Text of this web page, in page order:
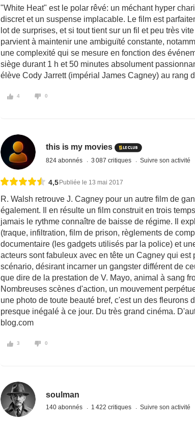
"White Heat" est le polar rêvé: un méchant hyper
discret et un suspense implacable. Le film est
lot de surprises, et si tout tient sur un fil et peu très
parvient à maintenir une ambiguïté constante,
une complexité qui se mesure en fonction des
siège durant 1 h et 50 minutes absolument
élève Cody Jarrett (impérial James Cagney) au rang
4 0
this is my movies
824 abonnés 3 087 critiques Suivre son activité
4,5Publiée le 13 mai 2017
R. Walsh retrouve J. Cagney pour un autre film de
également. Il en résulte un film construit en trois
jamais le rythme connaître de baisse de régime. Il
(traque, infiltration, film de prison, règlements de
documentaire (les gadgets utilisés par la police) et
acteurs sont fabuleux avec en tête un Cagney qui
scénario, désirant incarner un gangster différent de
que dire de la prestation de V. Mayo, animal à sang
Nombreuses scènes d'action, un mouvement
une photo de toute beauté bref, c'est un des fleurons
presque inégalé à ce jour. Du très grand cinéma.
blog.com
3 0
soulman
140 abonnés 1 422 critiques Suivre son activité